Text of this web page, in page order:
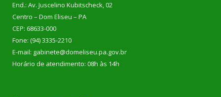
End.: Av. Juscelino Kubitscheck, 02
Centro – Dom Eliseu – PA
CEP: 68633-000
Fone: (94) 3335-2210
E-mail: gabinete@domeliseu.pa.gov.br
Horário de atendimento: 08h às 14h